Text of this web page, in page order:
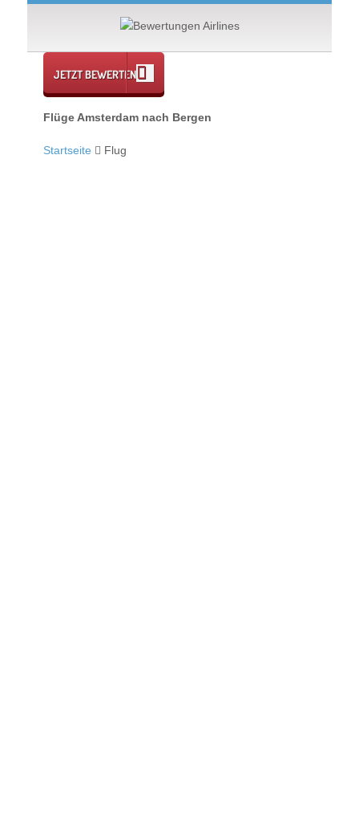
JETZT BEWERTEN
Flüge Amsterdam nach Bergen
Startseite Flug